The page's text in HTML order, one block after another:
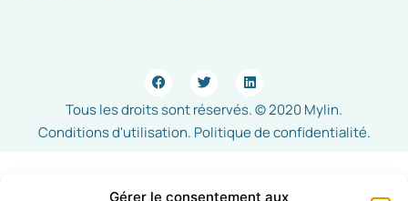
Gérer le consentement aux
Tous les droits sont réservés. © 2020 Mylin.
Conditions d'utilisation. Politique de confidentialité.